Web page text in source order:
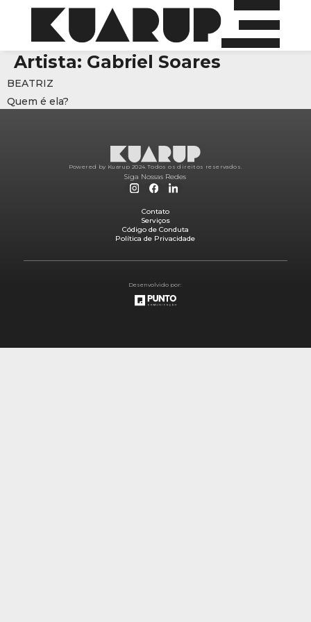
Artista: Gabriel Soares
BEATRIZ
Quem é ela?
Powered by Kuarup 2024. Todos os direitos reservados.
Siga Nossas Redes
Contato
Serviços
Código de Conduta
Política de Privacidade
Desenvolvido por: